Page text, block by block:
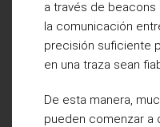
a través de
la comunicación
precisión suficiente
en una traza sean
De esta manera,
pueden comenzar a